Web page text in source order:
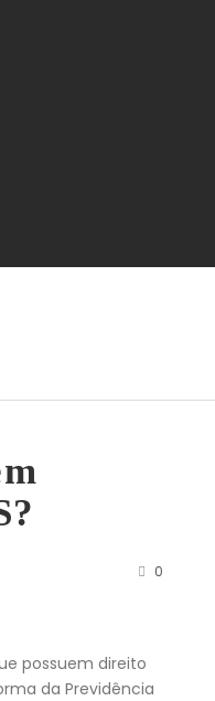
0
possuem direito
da Previdência